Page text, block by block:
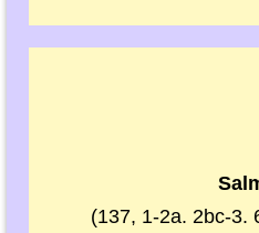
(137, 1-2a. 2bc-3.